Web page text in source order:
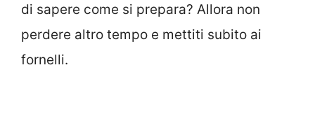
di sapere come si prepara? Allora non
perdere altro tempo e mettiti subito ai
fornelli.